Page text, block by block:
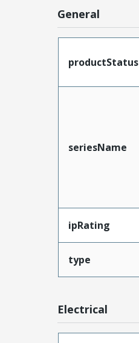
General
productStatus
seriesName
ipRating
type
Electrical